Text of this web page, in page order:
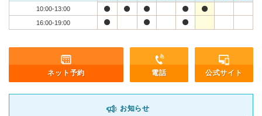
10:00-13:00
16:00-19:00
ネット予約 電話 公式サイト
お知らせ